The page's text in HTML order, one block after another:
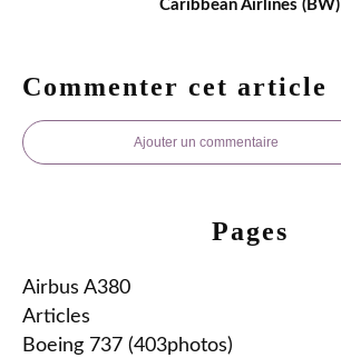
Caribbean Airlines (BW)
Commenter cet article
Ajouter un commentaire
Pages
Airbus A380
Articles
Boeing 737 (403photos)